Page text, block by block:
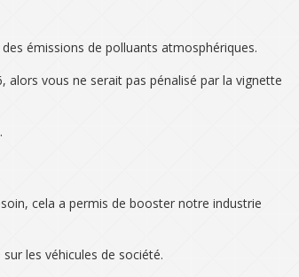
émissions de polluants atmosphériques.
alors vous ne serait pas pénalisé par la vignette
cela a permis de booster notre industrie
les véhicules de société.